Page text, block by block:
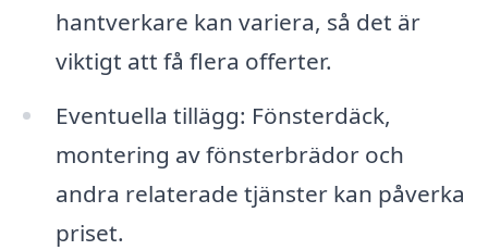
hantverkare kan variera, så det är
viktigt att få flera offerter.
Eventuella tillägg: Fönsterdäck,
montering av fönsterbrädor och
andra relaterade tjänster kan påverka
priset.